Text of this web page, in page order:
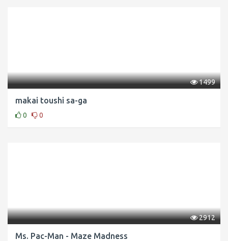
1499
makai toushi sa-ga
0 0
2912
Ms. Pac-Man - Maze Madness